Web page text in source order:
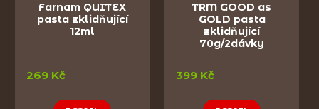
Farnam QUITEX
pasta zklidňující
12ml
269 Kč
TRM GOOD as
GOLD pasta
zklidňující
70g/2dávky
399 Kč